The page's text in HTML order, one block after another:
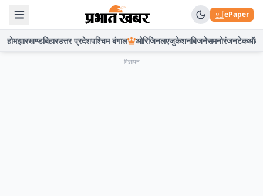
ePaper
होमझारखण्डबिहारउत्तर प्रदेशपश्चिम बंगाल ओरिजिनलएजुकेशनबिजनेसमनोरंजनटेकऑटो
विज्ञापन